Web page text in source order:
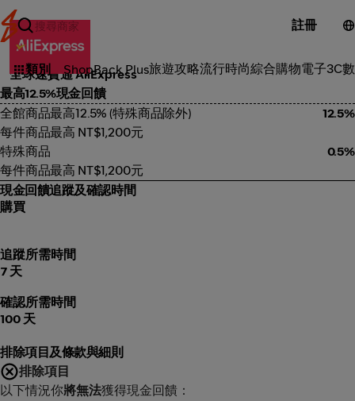
註冊
類別 ShopBack Plus旅遊攻略流行時尚綜合購物電子3C
綜合購物
全球速賣通 AliExpress
最高12.5%現金回饋
全館商品最高12.5% (特殊商品除外)
12.5%
每件商品最高 NT$1,200元
特殊商品
0.5%
每件商品最高 NT$1,200元
現金回饋追蹤及確認時間
購買
追蹤所需時間
7 天
確認所需時間
100 天
排除項目及條款與細則
排除項目
以下情況你將無法獲得現金回饋：